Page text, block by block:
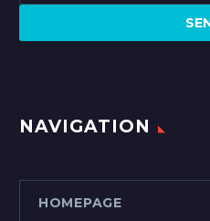
NAVIGATION
HOMEPAGE